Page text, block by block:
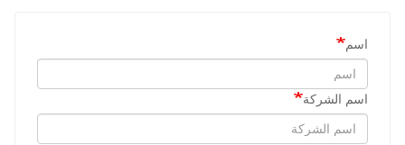
اسم
اسم الشركة